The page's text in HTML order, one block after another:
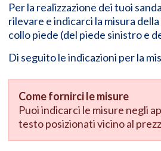
Per la realizzazione dei tuoi
rilevare e indicarci la misura
collo piede (del piede sinistro e
Di seguito le indicazioni per la
Come fornirci le misure
Puoi indicarci le misure negli
testo posizionati vicino al